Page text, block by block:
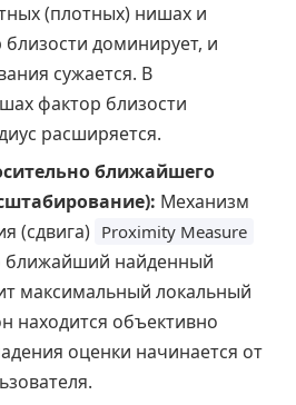
(плотных) нишах и
доминирует, и
сужается. В
фактор близости
расширяется.
ближайшего
Механизм
(сдвига) Proximity Measure
ближайший найденный
максимальный локальный
находится объективно
оценки начинается от